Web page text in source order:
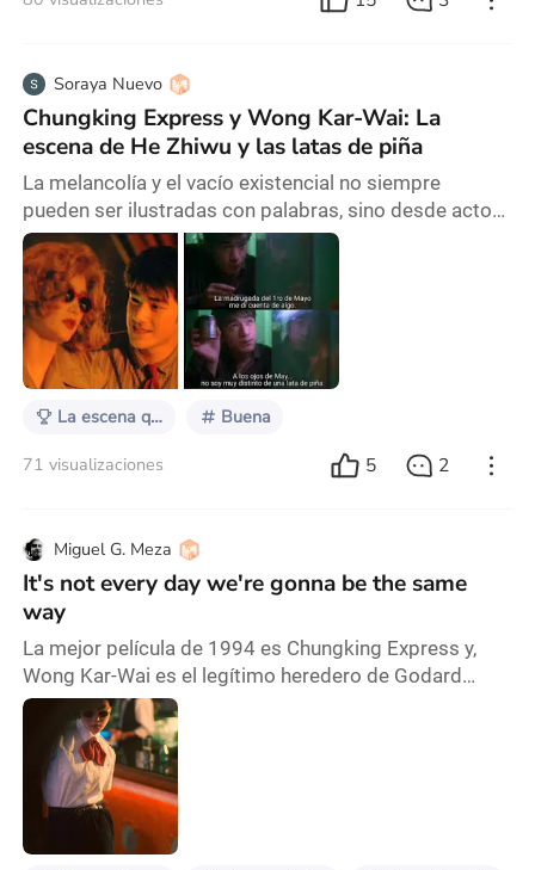
Soraya Nuevo
Chungking Express y Wong Kar-Wai: La
escena de He Zhiwu y las latas de piña
La melancolía y el vacío existencial no siempre
pueden ser ilustradas con palabras, sino desde actos
humanos cotidianos: comprar comida en el
supermercado, comer repulsivamente mientras
aprovechas la oscuridad de una habitación
aparentemente acogedora, impregnada de la soledad.
Es allí donde la memoria se encarga de recordar al
personaje la complejidad del amor. ¿Quién más podía
representar desde
La escena que define a un director Buena
71 visualizaciones 5 2
Miguel G. Meza
It's not every day we're gonna be the same
way
La mejor película de 1994 es Chungking Express y,
Wong Kar-Wai es el legítimo heredero de Godard
(junto a los momentos más lúcidos de Carax) así
como uno de los más aguerridos soldados de Venus
en la cinematografía mundial: si algo define al cine de
Kar Wai es Amor y buenas rolas. Así como
colorimetría, improvisación y visión de gato. El mundo
se extiende radiante ante la curiosidad de la cámara q